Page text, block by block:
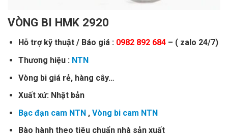
VÒNG BI HMK 2920
Hỗ trợ kỹ thuật / Báo giá : 0982 892 684– ( zalo 24/7)
Thương hiệu : NTN
Vòng bi giá rẻ, hàng cây…
Xuất xứ: Nhật bản
Bạc đạn cam NTN, Vòng bi cam NTN
Bào hành theo tiêu chuẩn nhà sản xuất